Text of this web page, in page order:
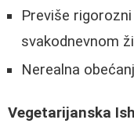
Previše
svakodnevnom
Nerealna
Vegetarijanska